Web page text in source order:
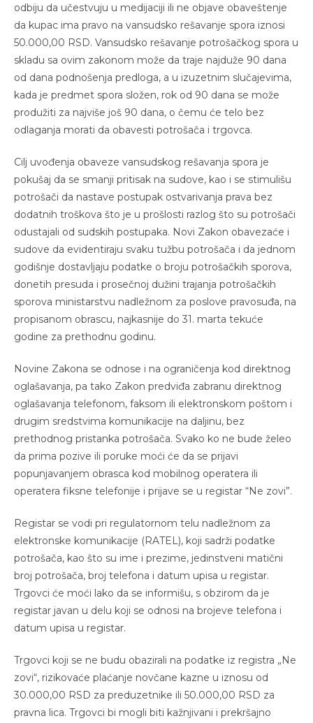
odbiju da učestvuju u medijaciji ili ne objave obaveštenje
da kupac ima pravo na vansudsko rešavanje spora iznosi
50.000,00 RSD. Vansudsko rešavanje potrošačkog spora u
skladu sa ovim zakonom može da traje najduže 90 dana
od dana podnošenja predloga, a u izuzetnim slučajevima,
kada je predmet spora složen, rok od 90 dana se može
produžiti za najviše još 90 dana, o čemu će telo bez
odlaganja morati da obavesti potrošača i trgovca.
Cilj uvođenja obaveze vansudskog rešavanja spora je
pokušaj da se smanji pritisak na sudove, kao i se stimulišu
potrošači da nastave postupak ostvarivanja prava bez
dodatnih troškova što je u prošlosti razlog što su potrošači
odustajali od sudskih postupaka. Novi Zakon obavezaće i
sudove da evidentiraju svaku tužbu potrošača i da jednom
godišnje dostavljaju podatke o broju potrošačkih sporova,
donetih presuda i prosečnoj dužini trajanja potrošačkih
sporova ministarstvu nadležnom za poslove pravosuđa, na
propisanom obrascu, najkasnije do 31. marta tekuće
godine za prethodnu godinu.
Novine Zakona se odnose i na ograničenja kod direktnog
oglašavanja, pa tako Zakon predviđa zabranu direktnog
oglašavanja telefonom, faksom ili elektronskom poštom i
drugim sredstvima komunikacije na daljinu, bez
prethodnog pristanka potrošača. Svako ko ne bude želeo
da prima pozive ili poruke moći će da se prijavi
popunjavanjem obrasca kod mobilnog operatera ili
operatera fiksne telefonije i prijave se u registar “Ne zovi”.
Registar se vodi pri regulatornom telu nadležnom za
elektronske komunikacije (RATEL), koji sadrži podatke
potrošača, kao što su ime i prezime, jedinstveni matični
broj potrošača, broj telefona i datum upisa u registar.
Trgovci će moći lako da se informišu, s obzirom da je
registar javan u delu koji se odnosi na brojeve telefona i
datum upisa u registar.
Trgovci koji se ne budu obazirali na podatke iz registra „Ne
zovi“, rizikovaće plaćanje novčane kazne u iznosu od
30.000,00 RSD za preduzetnike ili 50.000,00 RSD za
pravna lica. Trgovci bi mogli biti kažnjivani i prekršajno